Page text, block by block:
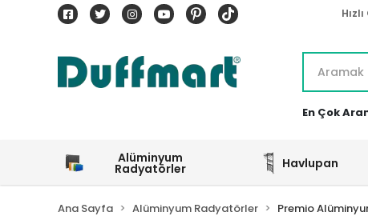
En Çok
Alüminyum
Radyatörler Havlupan
Ana Sayfa Alüminyum Radyatörler Premio